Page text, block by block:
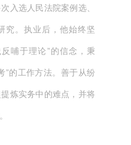
入选人民法院案例选、
究。执业后，他始终坚
哺于理论”的信念，秉
”的工作方法。善于从纷
炼实务中的难点，并将